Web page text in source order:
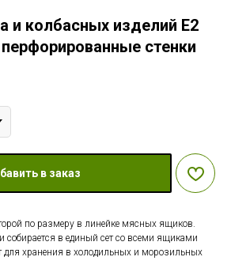
и колбасных изделий Е2
стенки
в заказ
по размеру в линейке мясных ящиков.
собирается в единый сет со всеми ящиками
для хранения в холодильных и морозильных